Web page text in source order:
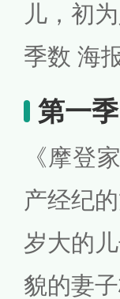
儿，初
季数 海
第一季
《摩登
产经纪
岁大的
貌的妻